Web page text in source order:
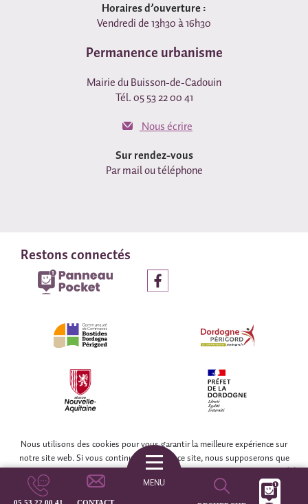
Horaires d’ouverture :
Vendredi de 13h30 à 16h30
Permanence urbanisme
Mairie du Buisson-de-Cadouin
Tél. 05 53 22 00 41
Nous écrire
Sur rendez-vous
Par mail ou téléphone
Restons connectés
© COLLECTIF WEB DORDOGNE
Nous utilisons des cookies pour vous garantir la meilleure expérience sur
notre site web. Si vous continuez à utiliser ce site, nous supposerons que
vous en êtes satisfait.